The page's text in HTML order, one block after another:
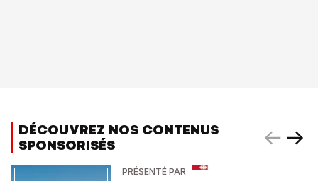
DÉCOUVREZ NOS CONTENUS
SPONSORISÉS
PRÉSENTÉ PAR